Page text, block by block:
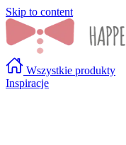
Skip to content
Wszystkie produkty
Inspiracje